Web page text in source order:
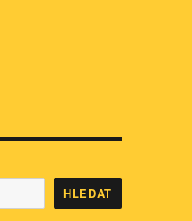
HLEDAT